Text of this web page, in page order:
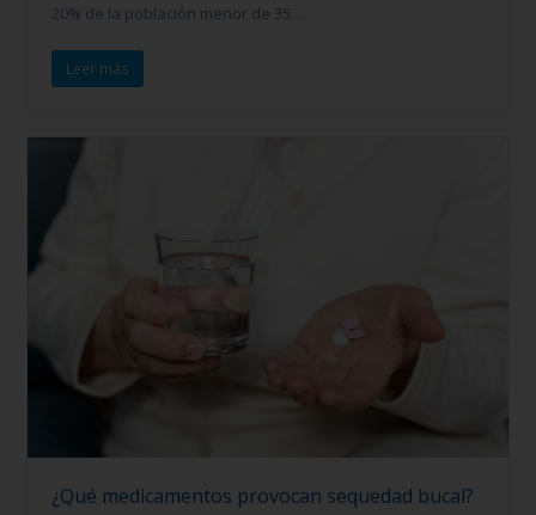
20% de la población menor de 35…
Leer más
¿Qué medicamentos provocan sequedad bucal?